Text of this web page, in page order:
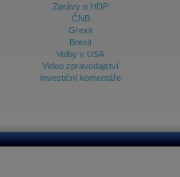
Zprávy o HDP
ČNB
Grexit
Brexit
Volby v USA
Video zpravodajství
Investiční komentáře